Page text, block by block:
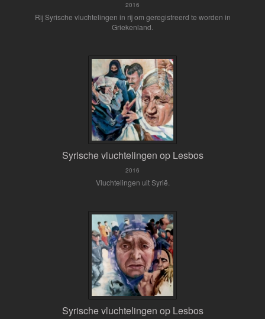
2016
Rij Syrische vluchtelingen in rij om geregistreerd te worden in
Griekenland.
Syrische vluchtelingen op Lesbos
2016
Vluchtelingen uit Syrië.
Syrische vluchtelingen op Lesbos